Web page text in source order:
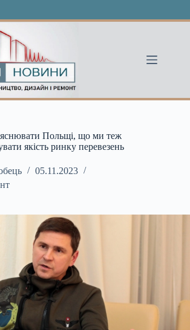
Польщі, що ми теж
якість ринку перевезень
05.11.2023